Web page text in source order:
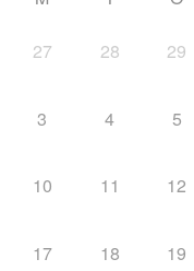
27 28 29
3 4 5
10 11 12
17 18 19